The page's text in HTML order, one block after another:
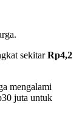
sekitarRp4,2
mengalami
juta untuk